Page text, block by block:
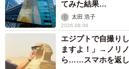
2026.08.06
重みも歴史もズッ
「大しめ縄」が8
撚り合わせ」が28
まいどなニュース調査
2026.08.06